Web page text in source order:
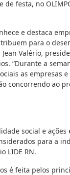
festa, no
e destaca
para o
Valério,
“Durante a
as empresas
concorrendo ao
social e
para a
LIDE RN.
é feita pelos